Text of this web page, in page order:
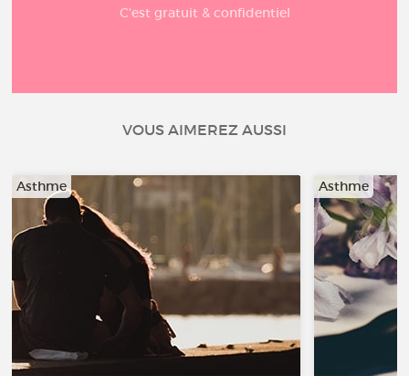
C'est gratuit & confidentiel
VOUS AIMEREZ AUSSI
Asthme Asthme